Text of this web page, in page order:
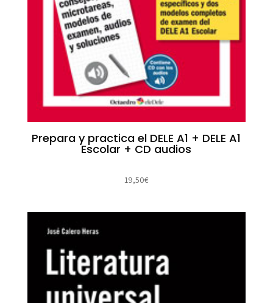
Prepara y practica el DELE A1 + DELE A1
Escolar + CD audios
19,50€